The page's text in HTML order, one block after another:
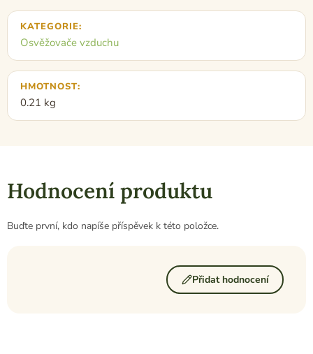
KATEGORIE:
Osvěžovače vzduchu
HMOTNOST:
0.21 kg
Hodnocení produktu
Buďte první, kdo napíše příspěvek k této položce.
Přidat hodnocení